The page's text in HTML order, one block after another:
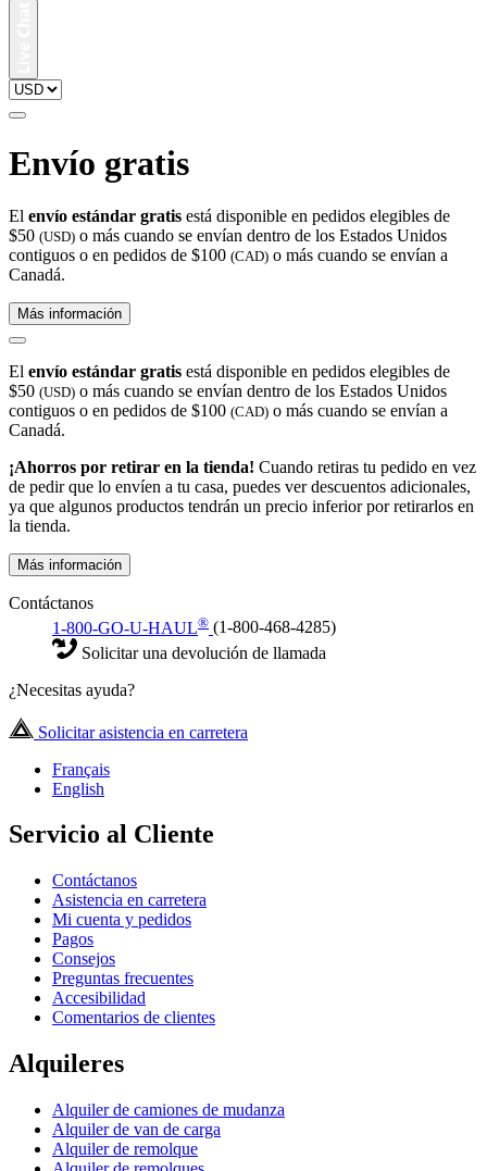
Envío gratis
El envío estándar gratis está disponible en pedidos elegibles de
$50 (USD) o más cuando se envían dentro de los Estados Unidos
contiguos o en pedidos de $100 (CAD) o más cuando se envían a
Canadá.
Más información
El envío estándar gratis está disponible en pedidos elegibles de
$50 (USD) o más cuando se envían dentro de los Estados Unidos
contiguos o en pedidos de $100 (CAD) o más cuando se envían a
Canadá.
¡Ahorros por retirar en la tienda! Cuando retiras tu pedido en vez
de pedir que lo envíen a tu casa, puedes ver descuentos adicionales,
ya que algunos productos tendrán un precio inferior por retirarlos en
la tienda.
Más información
Contáctanos
1-800-GO-U-HAUL® (1-800-468-4285)
Solicitar una devolución de llamada
¿Necesitas ayuda?
Solicitar asistencia en carretera
Français
English
Servicio al Cliente
Contáctanos
Asistencia en carretera
Mi cuenta y pedidos
Pagos
Consejos
Preguntas frecuentes
Accesibilidad
Comentarios de clientes
Alquileres
Alquiler de camiones de mudanza
Alquiler de van de carga
Alquiler de remolque